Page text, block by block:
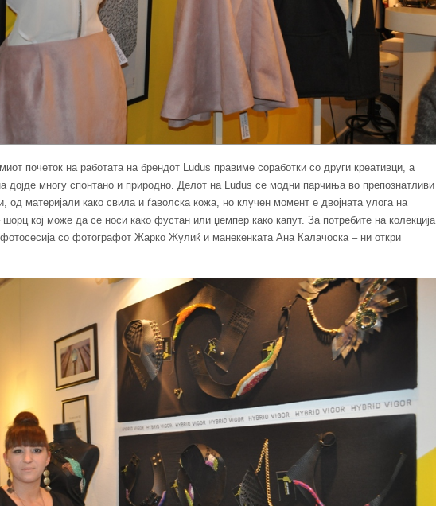
почеток на работата на брендот Ludus правиме соработки со други креативци, а
дојде многу спонтано и природно. Делот на Ludus се модни парчиња во препознатливи
од материјали како свила и ѓаволска кожа, но клучен момент е двојната улога на
шорц кој може да се носи како фустан или џемпер како капут. За потребите на колекција
со фотографот Жарко Жулиќ и манекенката Ана Калачоска – ни откри